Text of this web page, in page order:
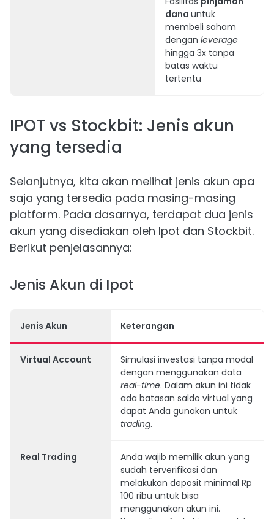
dana untuk
membeli saham
dengan leverage
hingga 3x tanpa
batas waktu
tertentu
IPOT vs Stockbit: Jenis akun
yang tersedia
Selanjutnya, kita akan melihat jenis akun apa
saja yang tersedia pada masing-masing
platform. Pada dasarnya, terdapat dua jenis
akun yang disediakan oleh Ipot dan Stockbit.
Berikut penjelasannya:
Jenis Akun di Ipot
Jenis Akun Keterangan
Virtual Account
Simulasi investasi tanpa modal
dengan menggunakan data
real-time. Dalam akun ini tidak
ada batasan saldo virtual yang
dapat Anda gunakan untuk
trading.
Real Trading
Anda wajib memilik akun yang
sudah terverifikasi dan
melakukan deposit minimal Rp
100 ribu untuk bisa
menggunakan akun ini.